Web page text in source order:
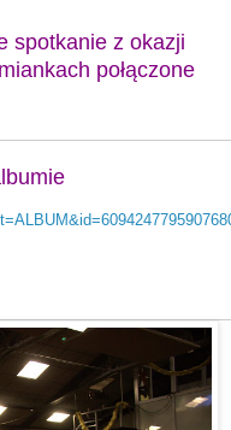
spotkanie z okazji
połączone